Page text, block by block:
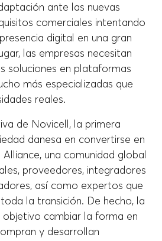
ante las nuevas
comerciales intentando
digital en una gran
las empresas necesitan
soluciones en plataformas
más especializadas que
reales.
de Novicell, la primera
danesa en convertirse en
una comunidad global
proveedores, integradores
así como expertos que
la transición. De hecho, la
cambiar la forma en
y desarrollan